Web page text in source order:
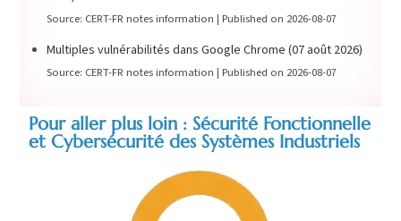
Source: CERT-FR notes information Published on 2026-08-07
Multiples vulnérabilités dans Google Chrome (07 août 2026)
Source: CERT-FR notes information Published on 2026-08-07
Pour aller plus loin : Sécurité Fonctionnelle
et Cybersécurité des Systèmes Industriels